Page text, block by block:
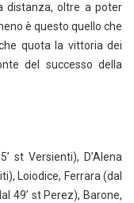
distanza, oltre a poter
è questo quello che
quota la vittoria dei
del successo della
st Versienti), D’Alena
Loiodice, Ferrara (dal
49’ st Perez), Barone,